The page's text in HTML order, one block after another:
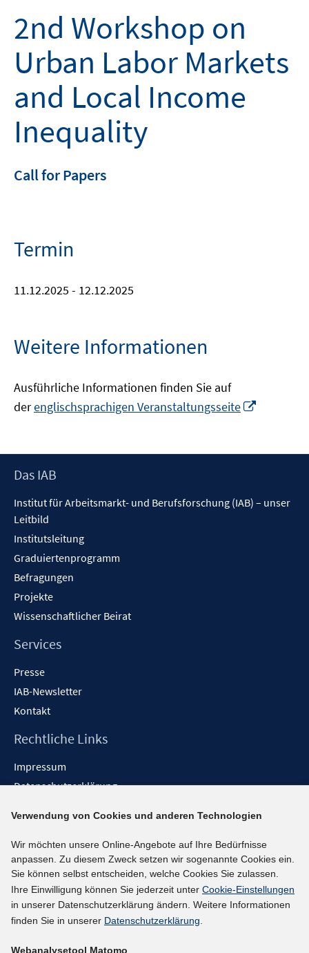
2nd Workshop on
Urban Labor Markets
and Local Income
Inequality
Call for Papers
Termin
11.12.2025 - 12.12.2025
Weitere Informationen
Ausführliche Informationen finden Sie auf
derenglischsprachigen Veranstaltungsseite
öffnen
Footer
Das IAB
Institut für Arbeitsmarkt- und Berufsforschung (IAB) – unser
Leitbild
Institutsleitung
Graduiertenprogramm
Befragungen
Projekte
Wissenschaftlicher Beirat
Services
Presse
IAB-Newsletter
Kontakt
Rechtliche Links
Impressum
Datenschutzerklärung
Barrieren melden
Social-Media-Kanäle
BlueSky
YouTube
LinkedIn
Verwendung von Cookies und anderen Technologien
Wir möchten unsere Online-Angebote auf Ihre Bedürfnisse
anpassen. Zu diesem Zweck setzen wir sogenannte Cookies ein.
Sie können selbst entscheiden, welche Cookies Sie zulassen.
Ihre Einwilligung können Sie jederzeit unter Cookie-Einstellungen
in unserer Datenschutzerklärung ändern. Weitere Informationen
finden Sie in unserer Datenschutzerklärung.
Webanalysetool Matomo